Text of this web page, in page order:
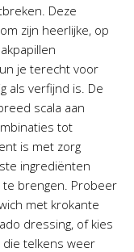
Deze
zijn heerlijke, op
je terecht voor
als verfijnd is. De
scala aan
tot
is met zorg
ingrediënten
te brengen. Probeer
met krokante
dressing, of kies
telkens weer